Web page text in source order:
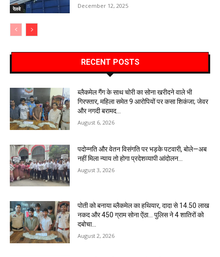
रेलवे December 12, 2025
RECENT POSTS
ब्लैकमेल गैंग के साथ चोरी का सोना खरीदने वाले भी
गिरफ्तार, महिला समेत 9 आरोपियों पर कसा शिकंजा; जेवर
और नगदी बरामद…
August 6, 2026
पदोन्नति और वेतन विसंगति पर भड़के पटवारी, बोले—अब
नहीं मिला न्याय तो होगा प्रदेशव्यापी आंदोलन…
August 3, 2026
पोती को बनाया ब्लैकमेल का हथियार, दादा से 14.50 लाख
नकद और 450 ग्राम सोना ऐंठा… पुलिस ने 4 शातिरों को
दबोचा…
August 2, 2026